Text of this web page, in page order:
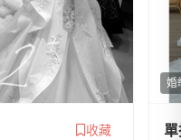
收藏
婚